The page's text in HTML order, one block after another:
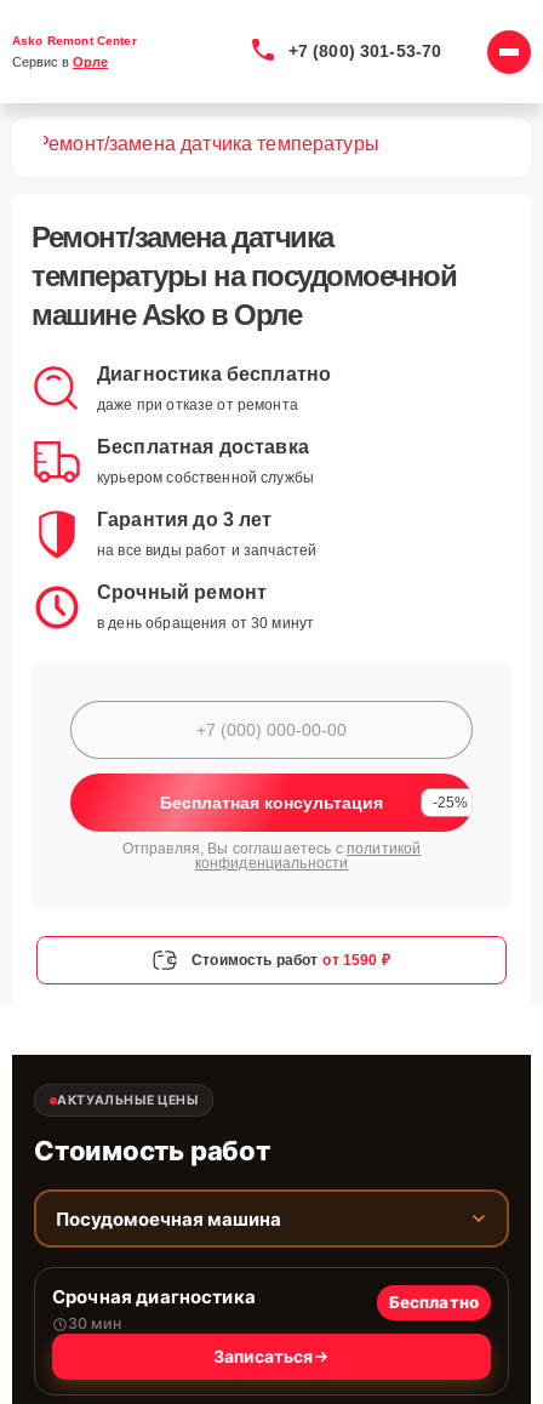
Asko Remont Center
Сервис в Орле
+7 (800) 301-53-70
Ремонт/замена датчика температуры
Ремонт/замена датчика
температуры на посудомоечной
машине Asko в Орле
Диагностика бесплатно
даже при отказе от ремонта
Бесплатная доставка
курьером собственной службы
Гарантия до 3 лет
на все виды работ и запчастей
Срочный ремонт
в день обращения от 30 минут
Бесплатная консультация -25%
Отправляя, Вы соглашаетесь с политикой
конфиденциальности
Стоимость работ от 1590 ₽
АКТУАЛЬНЫЕ ЦЕНЫ
Стоимость работ
Посудомоечная машина
Срочная диагностика
30 мин
Бесплатно
Записаться